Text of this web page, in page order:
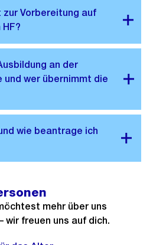
mehr über uns
wir freuen uns auf dich.